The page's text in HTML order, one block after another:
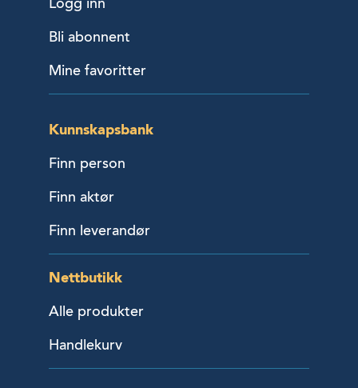
Bli abonnent
Mine favoritter
Kunnskapsbank
Finn person
Finn aktør
Finn leverandør
Nettbutikk
Alle produkter
Handlekurv